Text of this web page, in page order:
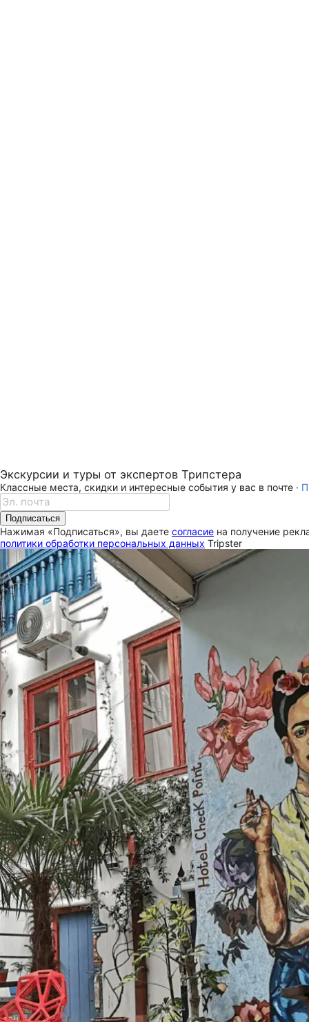
Экскурсии и туры от экспертов Трипстера
Классные места, скидки и интересные события у вас в почте ·
Подписаться
Нажимая «Подписаться», вы даете согласие на получение
политики обработки персональных данных Tripster